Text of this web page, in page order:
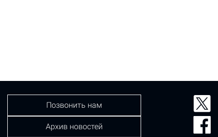
Позвонить нам
Архив новостей